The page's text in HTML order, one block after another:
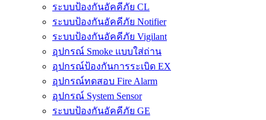
ระบบป้องกันอัคคีภัย CL
ระบบป้องกันอัคคีภัย Notifier
ระบบป้องกันอัคคีภัย Vigilant
อุปกรณ์ Smoke แบบใส่ถ่าน
อุปกรณ์ป้องกันการระเบิด EX
อุปกรณ์ทดสอบ Fire Alarm
อุปกรณ์ System Sensor
ระบบป้องกันอัคคีภัย GE